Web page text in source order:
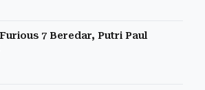
7 Beredar, Putri Paul